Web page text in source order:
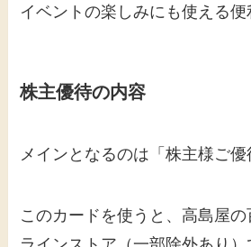
イベントの楽しみにも使える便
株主優待の内容
メインとなるのは「株主様ご優
このカードを使うと、高島屋